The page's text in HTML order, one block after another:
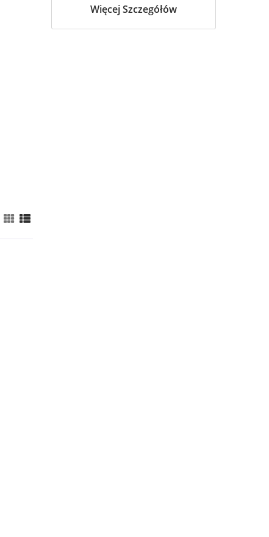
Więcej Szczegółów